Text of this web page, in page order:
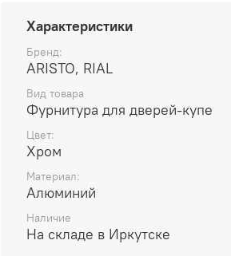
Характеристики
Бренд:
ARISTO, RIAL
Вид товара
Фурнитура для дверей-купе
Цвет:
Хром
Материал:
Алюминий
Наличие
На складе в Иркутске